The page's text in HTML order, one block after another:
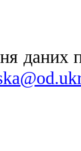
даних